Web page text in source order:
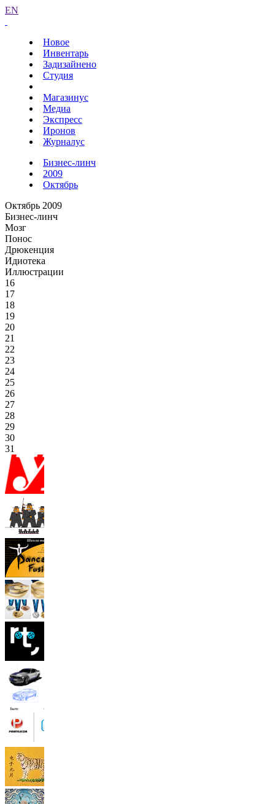
EN
Новое
Инвентарь
Задизайнено
Студия
Магазинус
Медиа
Экспресс
Иронов
Журналус
Бизнес-линч
2009
Октябрь
Октябрь 2009
Бизнес-линч
Мозг
Понос
Дрюкенция
Идиотека
Иллюстрации
16
17
18
19
20
21
22
23
24
25
26
27
28
29
30
31